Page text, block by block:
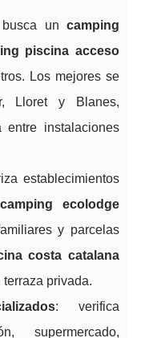
un camping
piscina acceso
Los mejores se
Lloret y Blanes,
entre instalaciones
establecimientos
camping ecolodge
y parcelas
costa catalana
privada.
: verifica
supermercado,